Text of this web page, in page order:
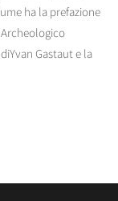
ha la prefazione
Gastaut e la